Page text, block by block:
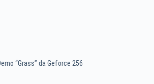
“Grass” da Geforce 256